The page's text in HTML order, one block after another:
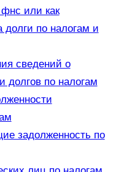
или как
долги по налогам и
сведений о
долгов по налогам
задолженность по